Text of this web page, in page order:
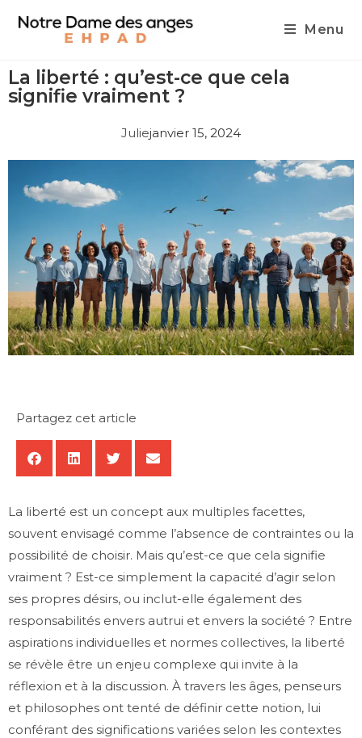
Menu
La liberté : qu’est-ce que cela
signifie vraiment ?
Juliejanvier 15, 2024
Partagez cet article
La liberté est un concept aux multiples facettes,
souvent envisagé comme l’absence de contraintes ou la
possibilité de choisir. Mais qu’est-ce que cela signifie
vraiment ? Est-ce simplement la capacité d’agir selon
ses propres désirs, ou inclut-elle également des
responsabilités envers autrui et envers la société ? Entre
aspirations individuelles et normes collectives, la liberté
se révèle être un enjeu complexe qui invite à la
réflexion et à la discussion. À travers les âges, penseurs
et philosophes ont tenté de définir cette notion, lui
conférant des significations variées selon les contextes